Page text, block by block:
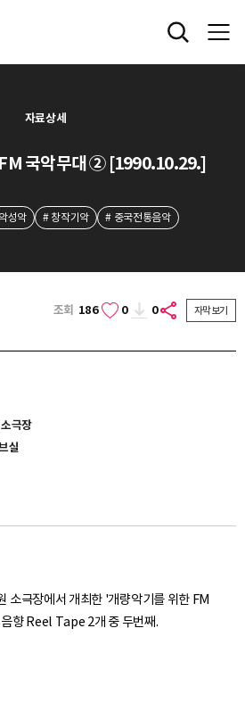
자료상세
국악무대 ② [1990.10.29.]
성악 # 창작기악 # 중국전통음악
조회 186 0 0 자막보기
극장
실
소극장에서 개최한 '개량악기를 위한 FM
향 Reel Tape 2개 중 두번째.